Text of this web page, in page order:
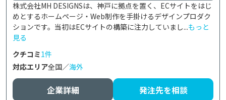
株式会社MH DESIGNSは、神戸に拠点を置く、ECサイトをはじ
めとするホームページ・Web制作を手掛けるデザインプロダク
ションです。当初はECサイトの構築に注力していまし...もっと
見る
クチコミ1件
対応エリア全国／海外
企業詳細 発注先を相談